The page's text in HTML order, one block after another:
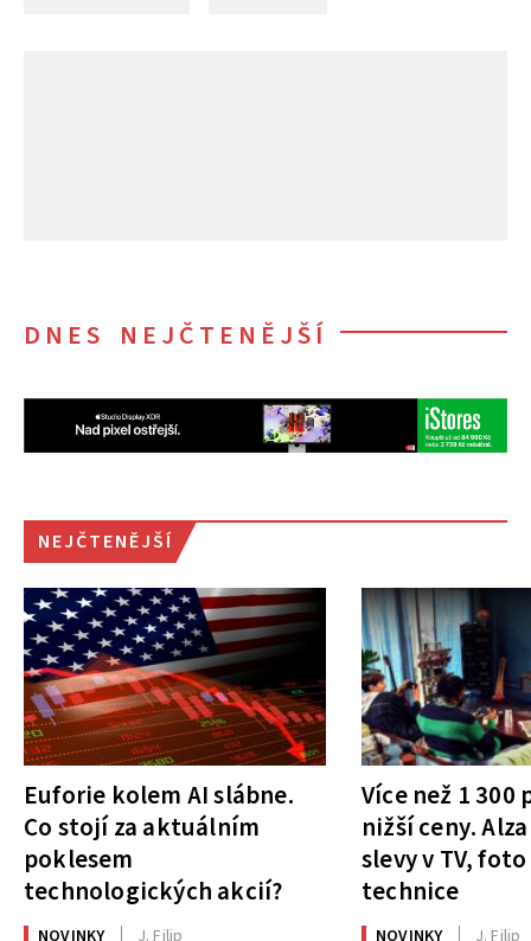
DNES NEJČTENĚJŠÍ
NEJČTENĚJŠÍ
Euforie kolem AI slábne.
Co stojí za aktuálním
poklesem
technologických akcií?
NOVINKY J. Filip
Více než 1
nižší ceny.
slevy v TV,
technice
NOVINKY J. Filip